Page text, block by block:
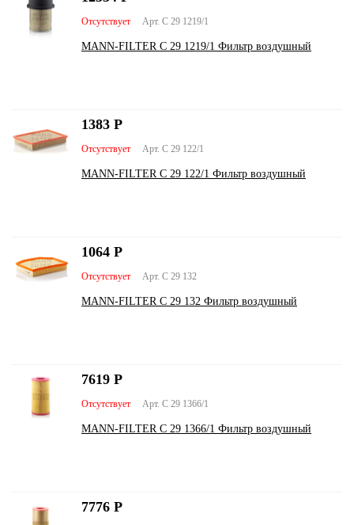
Арт. C 29 1219/1
Отсутствует
MANN-FILTER C 29 1219/1 Фильтр воздушный
Арт. C 29 122/1
Отсутствует
MANN-FILTER C 29 122/1 Фильтр воздушный
1383 Р
Арт. C 29 132
Отсутствует
MANN-FILTER C 29 132 Фильтр воздушный
1064 Р
Арт. C 29 1366/1
Отсутствует
MANN-FILTER C 29 1366/1 Фильтр воздушный
7619 Р
7776 Р